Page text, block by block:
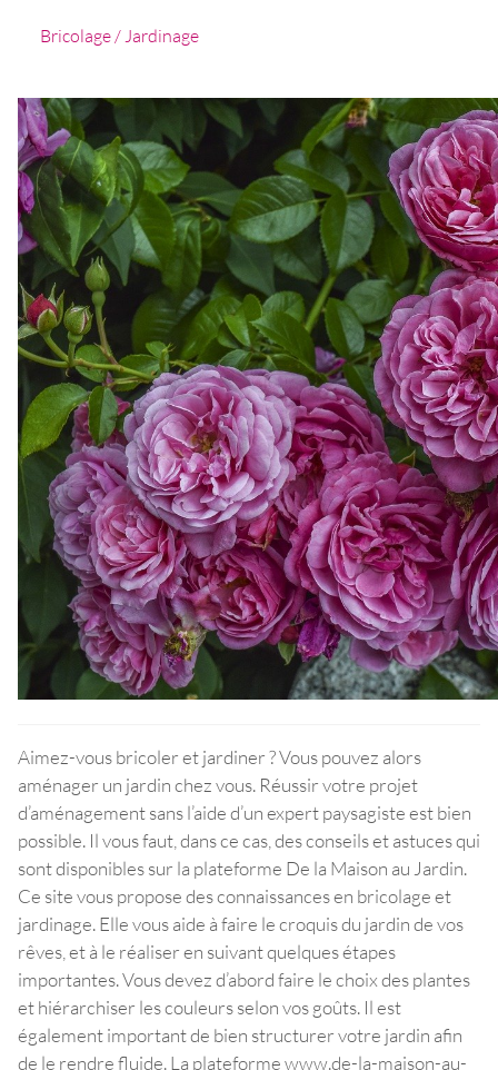
Bricolage / Jardinage
Aimez-vous bricoler et jardiner ? Vous pouvez alors
aménager un jardin chez vous. Réussir votre projet
d’aménagement sans l’aide d’un expert paysagiste est bien
possible. Il vous faut, dans ce cas, des conseils et astuces qui
sont disponibles sur la plateforme De la Maison au Jardin.
Ce site vous propose des connaissances en bricolage et
jardinage. Elle vous aide à faire le croquis du jardin de vos
rêves, et à le réaliser en suivant quelques étapes
importantes. Vous devez d’abord faire le choix des plantes
et hiérarchiser les couleurs selon vos goûts. Il est
également important de bien structurer votre jardin afin
de le rendre fluide. La plateforme www.de-la-maison-au-